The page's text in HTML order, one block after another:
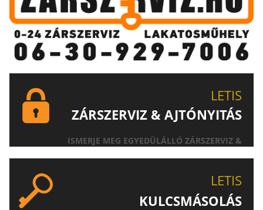
LETIS
ZÁRSZERVIZ & AJTÓNYITÁS
ISMERJE MEG EGYEDÜLÁLLÓ ZÁRSZERVIZ &
LETIS
KULCSMÁSOLÁS